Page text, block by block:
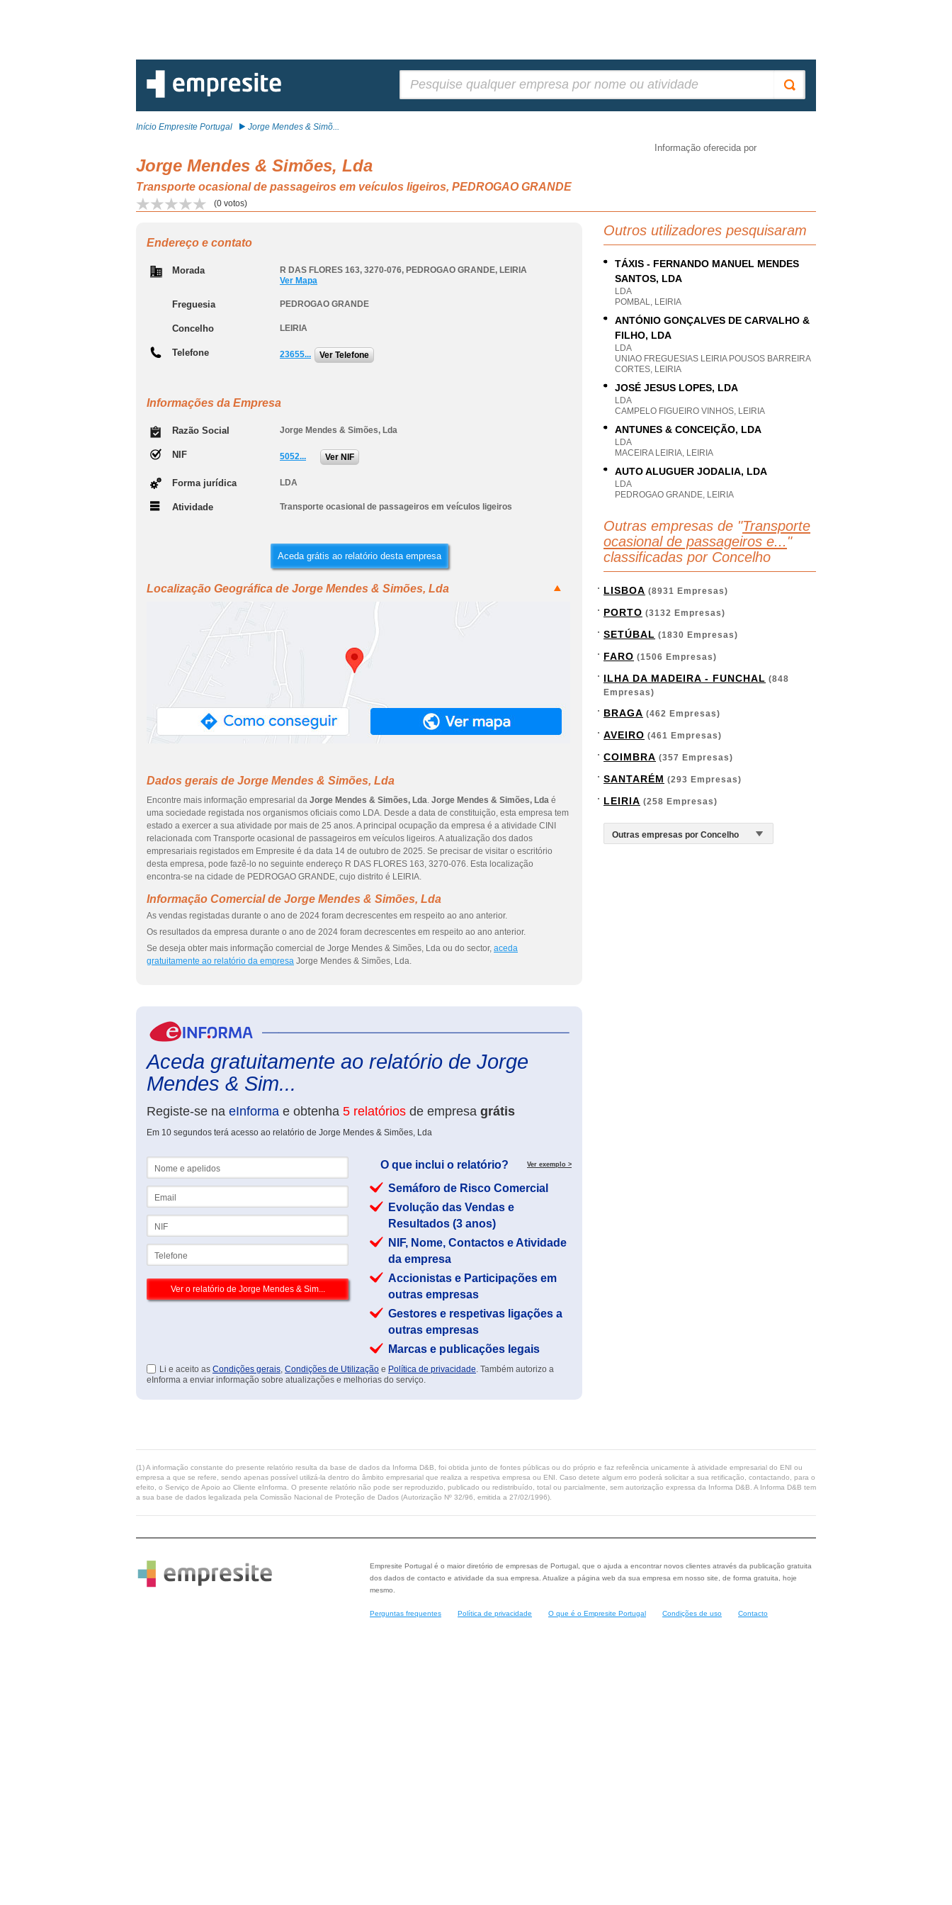
Início Empresite Portugal Jorge Mendes & Simõ...
Informação oferecida por
Jorge Mendes & Simões, Lda
Transporte ocasional de passageiros em veículos ligeiros, PEDROGAO GRANDE
(0 votos)
Endereço e contato
Morada R DAS FLORES 163, 3270-076, PEDROGAO GRANDE, LEIRIA
Ver Mapa
Freguesia PEDROGAO GRANDE
Concelho LEIRIA
Telefone 23655... Ver Telefone
Informações da Empresa
Razão Social Jorge Mendes & Simões, Lda
NIF 5052... Ver NIF
Forma jurídica LDA
Atividade Transporte ocasional de passageiros em veículos ligeiros
Aceda grátis ao relatório desta empresa
Localização Geográfica de Jorge Mendes & Simões, Lda
Dados gerais de Jorge Mendes & Simões, Lda
Encontre mais informação empresarial da Jorge Mendes & Simões, Lda. Jorge Mendes & Simões, Lda é
uma sociedade registada nos organismos oficiais como LDA. Desde a data de constituição, esta empresa tem
estado a exercer a sua atividade por mais de 25 anos. A principal ocupação da empresa é a atividade CINI
relacionada com Transporte ocasional de passageiros em veículos ligeiros. A atualização dos dados
empresariais registados em Empresite é da data 14 de outubro de 2025. Se precisar de visitar o escritório
desta empresa, pode fazê-lo no seguinte endereço R DAS FLORES 163, 3270-076. Esta localização
encontra-se na cidade de PEDROGAO GRANDE, cujo distrito é LEIRIA.
Informação Comercial de Jorge Mendes & Simões, Lda
As vendas registadas durante o ano de 2024 foram decrescentes em respeito ao ano anterior.
Os resultados da empresa durante o ano de 2024 foram decrescentes em respeito ao ano anterior.
Se deseja obter mais informação comercial de Jorge Mendes & Simões, Lda ou do sector, aceda
gratuitamente ao relatório da empresa Jorge Mendes & Simões, Lda.
Aceda gratuitamente ao relatório de Jorge
Mendes & Sim...
Registe-se na eInforma e obtenha 5 relatórios de empresa grátis
Em 10 segundos terá acesso ao relatório de Jorge Mendes & Simões, Lda
O que inclui o relatório? Ver exemplo >
Semáforo de Risco Comercial
Evolução das Vendas e
Resultados (3 anos)
NIF, Nome, Contactos e Atividade
da empresa
Accionistas e Participações em
outras empresas
Gestores e respetivas ligações a
outras empresas
Marcas e publicações legais
Li e aceito as Condições gerais, Condições de Utilização e Política de privacidade. Também autorizo a
eInforma a enviar informação sobre atualizações e melhorias do serviço.
Outros utilizadores pesquisaram
TÁXIS - FERNANDO MANUEL MENDES
SANTOS, LDA
LDA
POMBAL, LEIRIA
ANTÓNIO GONÇALVES DE CARVALHO &
FILHO, LDA
LDA
UNIAO FREGUESIAS LEIRIA POUSOS BARREIRA
CORTES, LEIRIA
JOSÉ JESUS LOPES, LDA
LDA
CAMPELO FIGUEIRO VINHOS, LEIRIA
ANTUNES & CONCEIÇÃO, LDA
LDA
MACEIRA LEIRIA, LEIRIA
AUTO ALUGUER JODALIA, LDA
LDA
PEDROGAO GRANDE, LEIRIA
Outras empresas de "Transporte
ocasional de passageiros e... "
classificadas por Concelho
LISBOA (8931 Empresas)
PORTO (3132 Empresas)
SETÚBAL (1830 Empresas)
FARO (1506 Empresas)
ILHA DA MADEIRA - FUNCHAL (848
Empresas)
BRAGA (462 Empresas)
AVEIRO (461 Empresas)
COIMBRA (357 Empresas)
SANTARÉM (293 Empresas)
LEIRIA (258 Empresas)
(1) A informação constante do presente relatório resulta da base de dados da Informa D&B, foi obtida junto de fontes públicas ou do próprio e faz referência unicamente à atividade empresarial do ENI ou
empresa a que se refere, sendo apenas possível utilizá-la dentro do âmbito empresarial que realiza a respetiva empresa ou ENI. Caso detete algum erro poderá solicitar a sua retificação, contactando, para o
efeito, o Serviço de Apoio ao Cliente eInforma. O presente relatório não pode ser reproduzido, publicado ou redistribuído, total ou parcialmente, sem autorização expressa da Informa D&B. A Informa D&B tem
a sua base de dados legalizada pela Comissão Nacional de Proteção de Dados (Autorização Nº 32/96, emitida a 27/02/1996).
Empresite Portugal é o maior diretório de empresas de Portugal, que o ajuda a encontrar novos clientes através da publicação gratuita
dos dados de contacto e atividade da sua empresa. Atualize a página web da sua empresa em nosso site, de forma gratuita, hoje
mesmo.
Perguntas frequentes Política de privacidade O que é o Empresite Portugal Condições de uso Contacto